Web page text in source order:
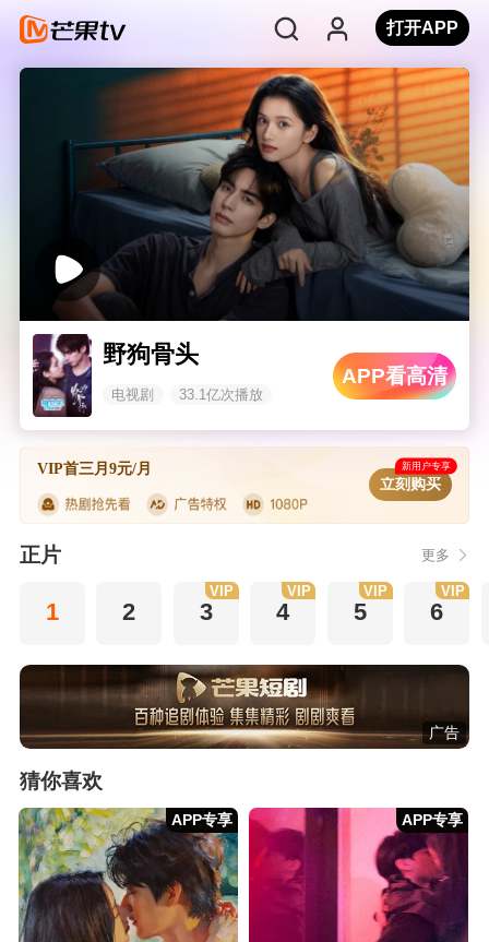
打开APP
野狗骨头
电视剧 33.1亿次播放
APP看高清
VIP首三月9元/月 新用户专享
立刻购买
正片 更多
1 2 3
VIP
4
VIP
5
VIP
6
VIP
广告
猜你喜欢
APP专享 APP专享